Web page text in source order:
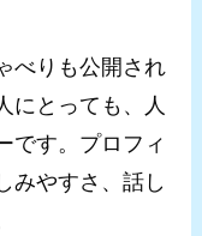
べりも公開され
にとっても、人
です。プロフィ
みやすさ、話し